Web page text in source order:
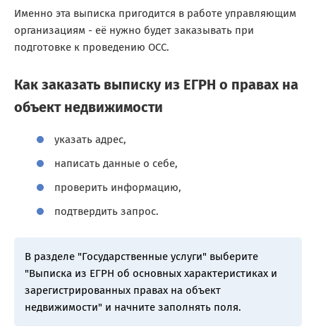
Именно эта выписка пригодится в работе управляющим
организациям - её нужно будет заказывать при
подготовке к проведению ОСС.
Как заказать выписку из ЕГРН о правах на
объект недвижимости
указать адрес,
написать данные о себе,
проверить информацию,
подтвердить запрос.
В разделе "Государственные услуги" выберите
"Выписка из ЕГРН об основных характеристиках и
зарегистрированных правах на объект
недвижимости" и начните заполнять поля.